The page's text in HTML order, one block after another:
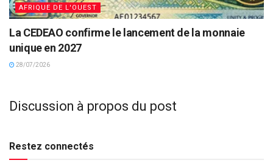
AFRIQUE DE L'OUEST
La CEDEAO confirme le lancement de la monnaie
unique en 2027
28/07/2026
Discussion à propos du post
Restez connectés